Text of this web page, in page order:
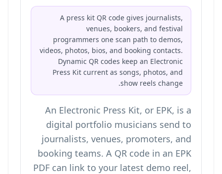
A press kit QR code gives journalists,
venues, bookers, and festival
programmers one scan path to demos,
videos, photos, bios, and booking contacts.
Dynamic QR codes keep an Electronic
Press Kit current as songs, photos, and
show reels change.
An Electronic Press Kit, or EPK, is a
digital portfolio musicians send to
journalists, venues, promoters, and
booking teams. A QR code in an EPK
PDF can link to your latest demo reel,